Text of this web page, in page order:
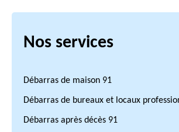
Nos services
Débarras de maison 91
Débarras de bureaux et locaux
Débarras après décès 91